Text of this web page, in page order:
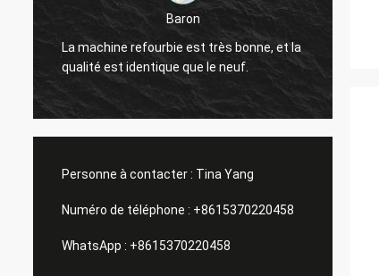
Dennis
La qualité de la machine de jacquard est
très bonne et a été recommandée aux
amis.
Personne à contacter : Tina Yang
Numéro de téléphone : +8615370220458
WhatsApp : +8615370220458